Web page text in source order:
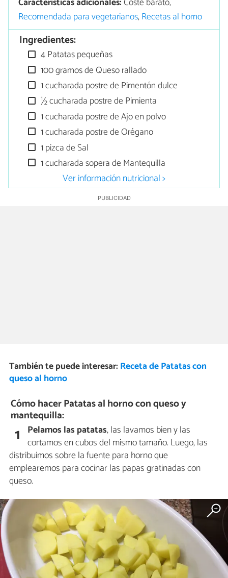
Recomendada para vegetarianos,Recetas al horno
Ingredientes:
4 Patatas pequeñas
100 gramos de Queso rallado
1 cucharada postre de Pimentón dulce
½ cucharada postre de Pimienta
1 cucharada postre de Ajo en polvo
1 cucharada postre de Orégano
1 pizca de Sal
1 cucharada sopera de Mantequilla
Ver información nutricional >
También te puede interesar: Receta de Patatas con
queso al horno
Cómo hacer Patatas al horno con queso y
mantequilla:
1 Pelamos las patatas, las lavamos bien y las
cortamos en cubos del mismo tamaño. Luego, las
distribuimos sobre la fuente para horno que
emplearemos para cocinar las papas gratinadas con
queso.